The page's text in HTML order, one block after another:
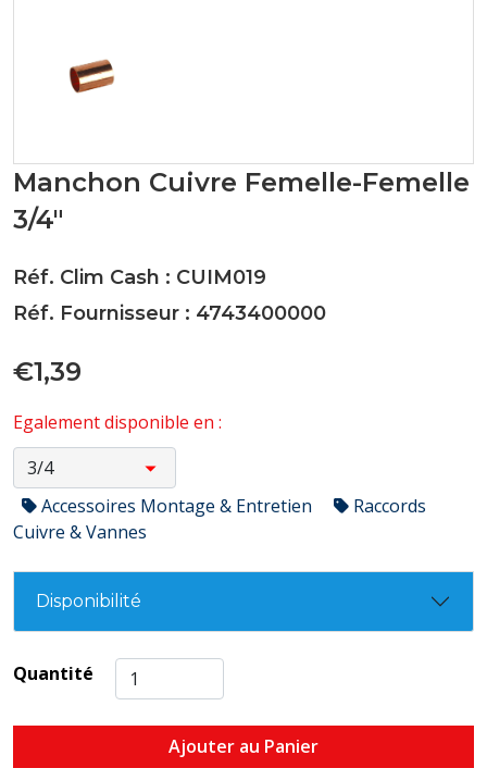
Manchon Cuivre Femelle-Femelle
3/4"
Réf. Clim Cash : CUIM019
Réf. Fournisseur : 4743400000
€1,39
Egalement disponible en :
Accessoires Montage & Entretien
Raccords
Cuivre & Vannes
Disponibilité
Quantité
Ajouter au Panier